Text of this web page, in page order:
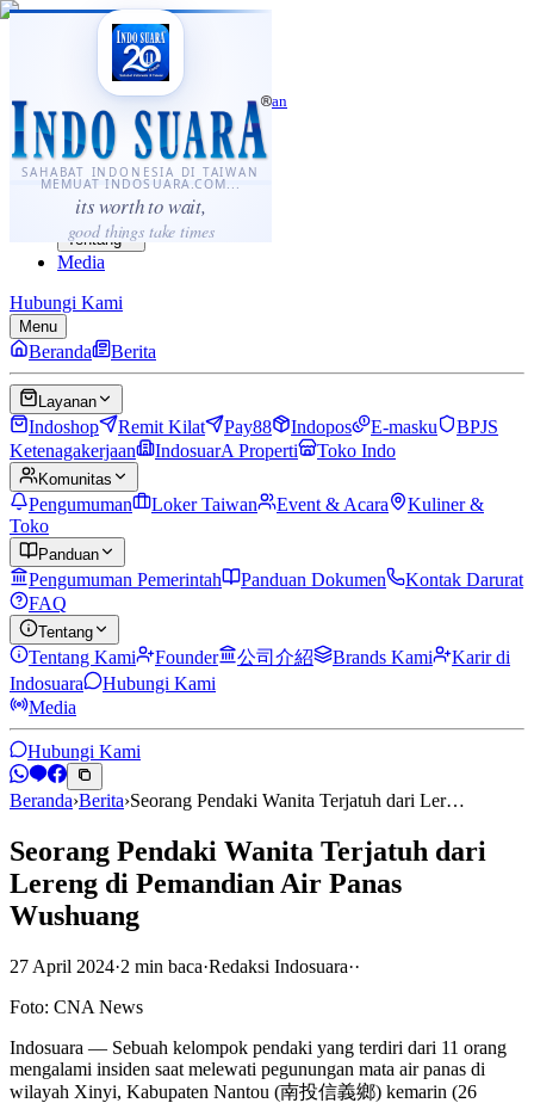
SAHABAT INDONESIA DI TAIWAN
MEMUAT INDOSUARA.COM...
its worth to wait,
good things take times
·...
⌘K
Sahabat Indonesia di Taiwan
Berita
Layanan
Komunitas
Panduan
Tentang
Media
Hubungi Kami
Menu
Beranda Berita
Layanan
Indoshop Remit Kilat Pay88 Indopos E-masku
BPJS
Ketenagakerjaan
IndosuarA Properti Toko Indo
Komunitas
Pengumuman Loker Taiwan Event & Acara
Kuliner &
Toko
Panduan
Pengumuman Pemerintah Panduan Dokumen
Kontak Darurat
FAQ
Tentang
Tentang Kami Founder 公司介紹 Brands Kami
Karir di
Indosuara
Hubungi Kami
Media
Hubungi Kami
Beranda›Berita›Seorang Pendaki Wanita Terjatuh dari Ler…
Seorang Pendaki Wanita Terjatuh dari
Lereng di Pemandian Air Panas
Wushuang
27 April 2024·2 min baca·Redaksi Indosuara··
Foto: CNA News
Indosuara — Sebuah kelompok pendaki yang terdiri dari 11 orang
mengalami insiden saat melewati pegunungan mata air panas di
wilayah Xinyi, Kabupaten Nantou (南投信義鄉) kemarin (26